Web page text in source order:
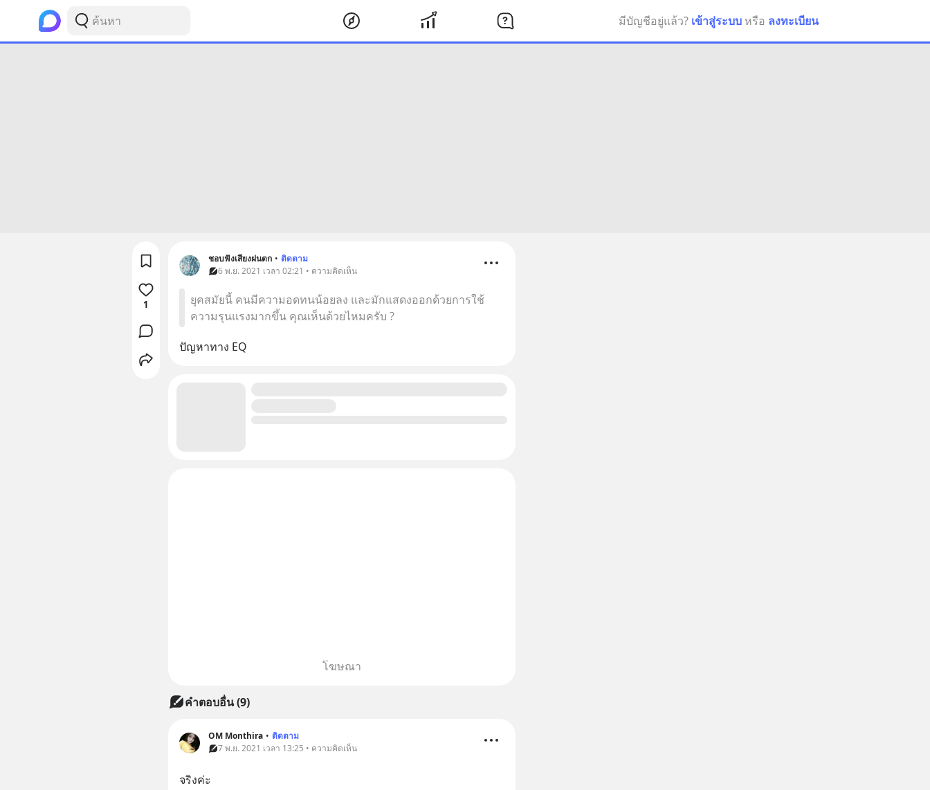
มีบัญชีอยู่แล้ว? เข้าสู่ระบบ หรือ ลงทะเบียน
ชอบฟังเสียงฝนตก • ติดตาม
6 พ.ย. 2021 เวลา 02:21 • ความคิดเห็น
ยุคสมัยนี้ คนมีความอดทนน้อยลง และมักแสดงออกด้วยการใช้
ความรุนแรงมากขึ้น คุณเห็นด้วยไหมครับ ?
ปัญหาทาง EQ
1
โฆษณา
คำตอบอื่น(9)
OM Monthira • ติดตาม
7 พ.ย. 2021 เวลา 13:25 • ความคิดเห็น
จริงค่ะ